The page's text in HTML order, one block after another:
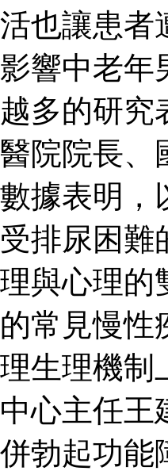
活也讓患者
影響中老年
越多的研究
醫院院長、
數據表明，
受排尿困難
理與心理的
的常見慢性
理生理機制
中心主任王
併勃起功能